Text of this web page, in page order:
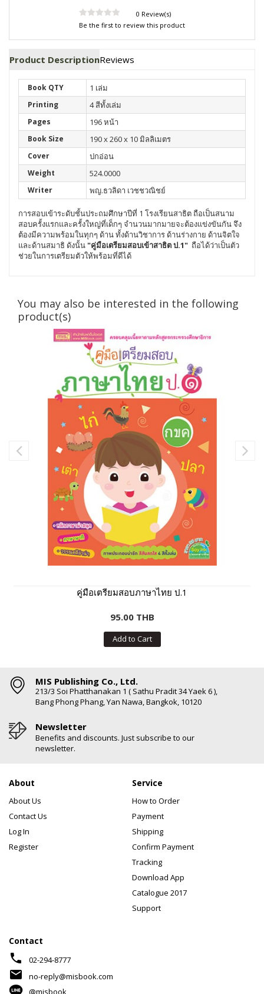
0 Review(s)
Be the first to review this product
Product DescriptionReviews
Book QTY 1 เล่ม
Printing 4 สีทั้งเล่ม
Pages 196 หน้า
Book Size 190 x 260 x 10 มิลลิเมตร
Cover ปกอ่อน
Weight 524.0000
Writer พญ.ธวลิดา เวชชวณิชย์
การสอบเข้าระดับชั้นประถมศึกษาปีที่ 1 โรงเรียนสาธิต ถือเป็นสนาม
สอบครั้งแรกและครั้งใหญ่ที่เด็กๆ จำนวนมากมายจะต้องแข่งขันกัน จึง
ต้องมีความพร้อมในทุกๆ ด้าน ทั้งด้านวิชาการ ด้านร่างกาย ด้านจิตใจ
และด้านสมาธิ ดังนั้น"คู่มือเตรียมสอบเข้าสาธิต ป.1" ถือได้ว่าเป็นตัว
ช่วยในการเตรียมตัวให้พร้อมที่ดีได้
You may also be interested in the following
product(s)
คู่มือเตรียมสอบภาษาไทย ป.1
95.00 THB
Add to Cart
MIS Publishing Co., Ltd.
213/3 Soi Phatthanakan 1 ( Sathu Pradit 34 Yaek 6 ),
Bang Phong Phang, Yan Nawa, Bangkok, 10120
Newsletter
Benefits and discounts. Just subscribe to our
newsletter.
About
About Us
Contact Us
Log In
Register
Service
How to Order
Payment
Shipping
Confirm Payment
Tracking
Download App
Catalogue 2017
Support
Contact
phone 02-294-8777
mail
no-reply@misbook.com
@misbook